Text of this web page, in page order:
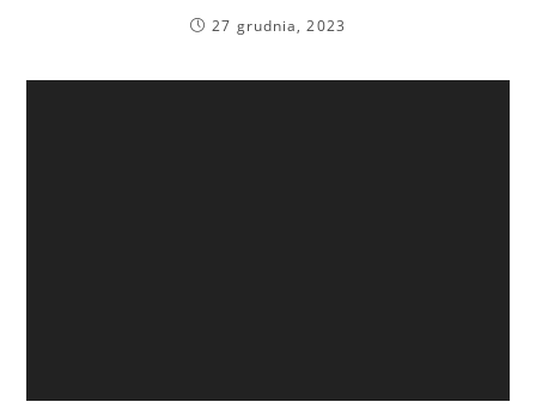
27 grudnia, 2023